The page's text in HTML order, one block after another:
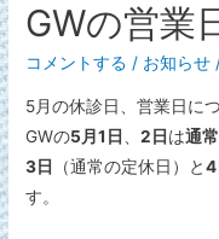
GWの営業
コメントする / お知らせ
5月の休診日、営業日に
GWの5月1日 、2日 は通
3日
（通常の定休日）と4
す。